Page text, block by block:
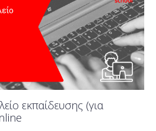
εκπαίδευσης (για